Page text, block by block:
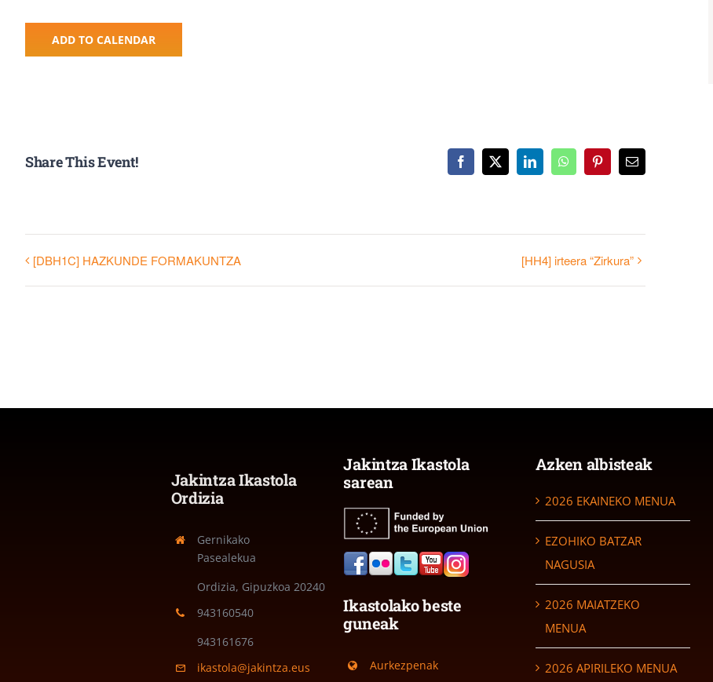
ADD TO CALENDAR
Share This Event! Facebook
X LinkedInWhatsAppPinterestEmail
[DBH1C] HAZKUNDE FORMAKUNTZA [HH4] irteera “Zirkura”
Jakintza Ikastola
Ordizia
Gernikako
Pasealekua
Ordizia, Gipuzkoa20240
943160540
943161676
ikastola@jakintza.eus
Jakintza Ikastola
sarean
Ikastolako beste
guneak
Aurkezpenak
Azken albisteak
2026 EKAINEKO MENUA
EZOHIKO BATZAR
NAGUSIA
2026 MAIATZEKO
MENUA
2026 APIRILEKO MENUA